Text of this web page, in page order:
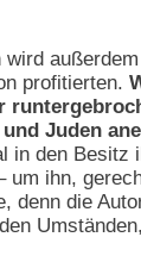
wird
profitierten.
Juden
in den
um ihn,
denn die